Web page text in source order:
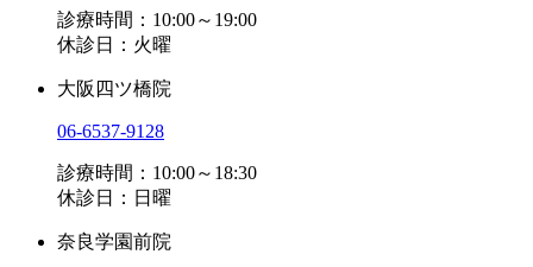
診療時間：10:00～19:00
休診日：火曜
大阪四ツ橋院
06-6537-9128
診療時間：10:00～18:30
休診日：日曜
奈良学園前院